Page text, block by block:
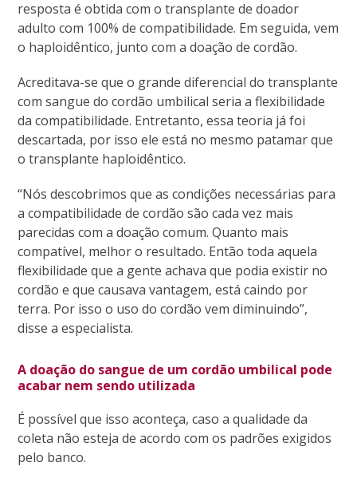
resposta é obtida com o transplante de doador
adulto com 100% de compatibilidade. Em seguida, vem
o haploidêntico, junto com a doação de cordão.
Acreditava-se que o grande diferencial do transplante
com sangue do cordão umbilical seria a flexibilidade
da compatibilidade. Entretanto, essa teoria já foi
descartada, por isso ele está no mesmo patamar que
o transplante haploidêntico.
“Nós descobrimos que as condições necessárias para
a compatibilidade de cordão são cada vez mais
parecidas com a doação comum. Quanto mais
compatível, melhor o resultado. Então toda aquela
flexibilidade que a gente achava que podia existir no
cordão e que causava vantagem, está caindo por
terra. Por isso o uso do cordão vem diminuindo”,
disse a especialista.
A doação do sangue de um cordão umbilical pode
acabar nem sendo utilizada
É possível que isso aconteça, caso a qualidade da
coleta não esteja de acordo com os padrões exigidos
pelo banco.